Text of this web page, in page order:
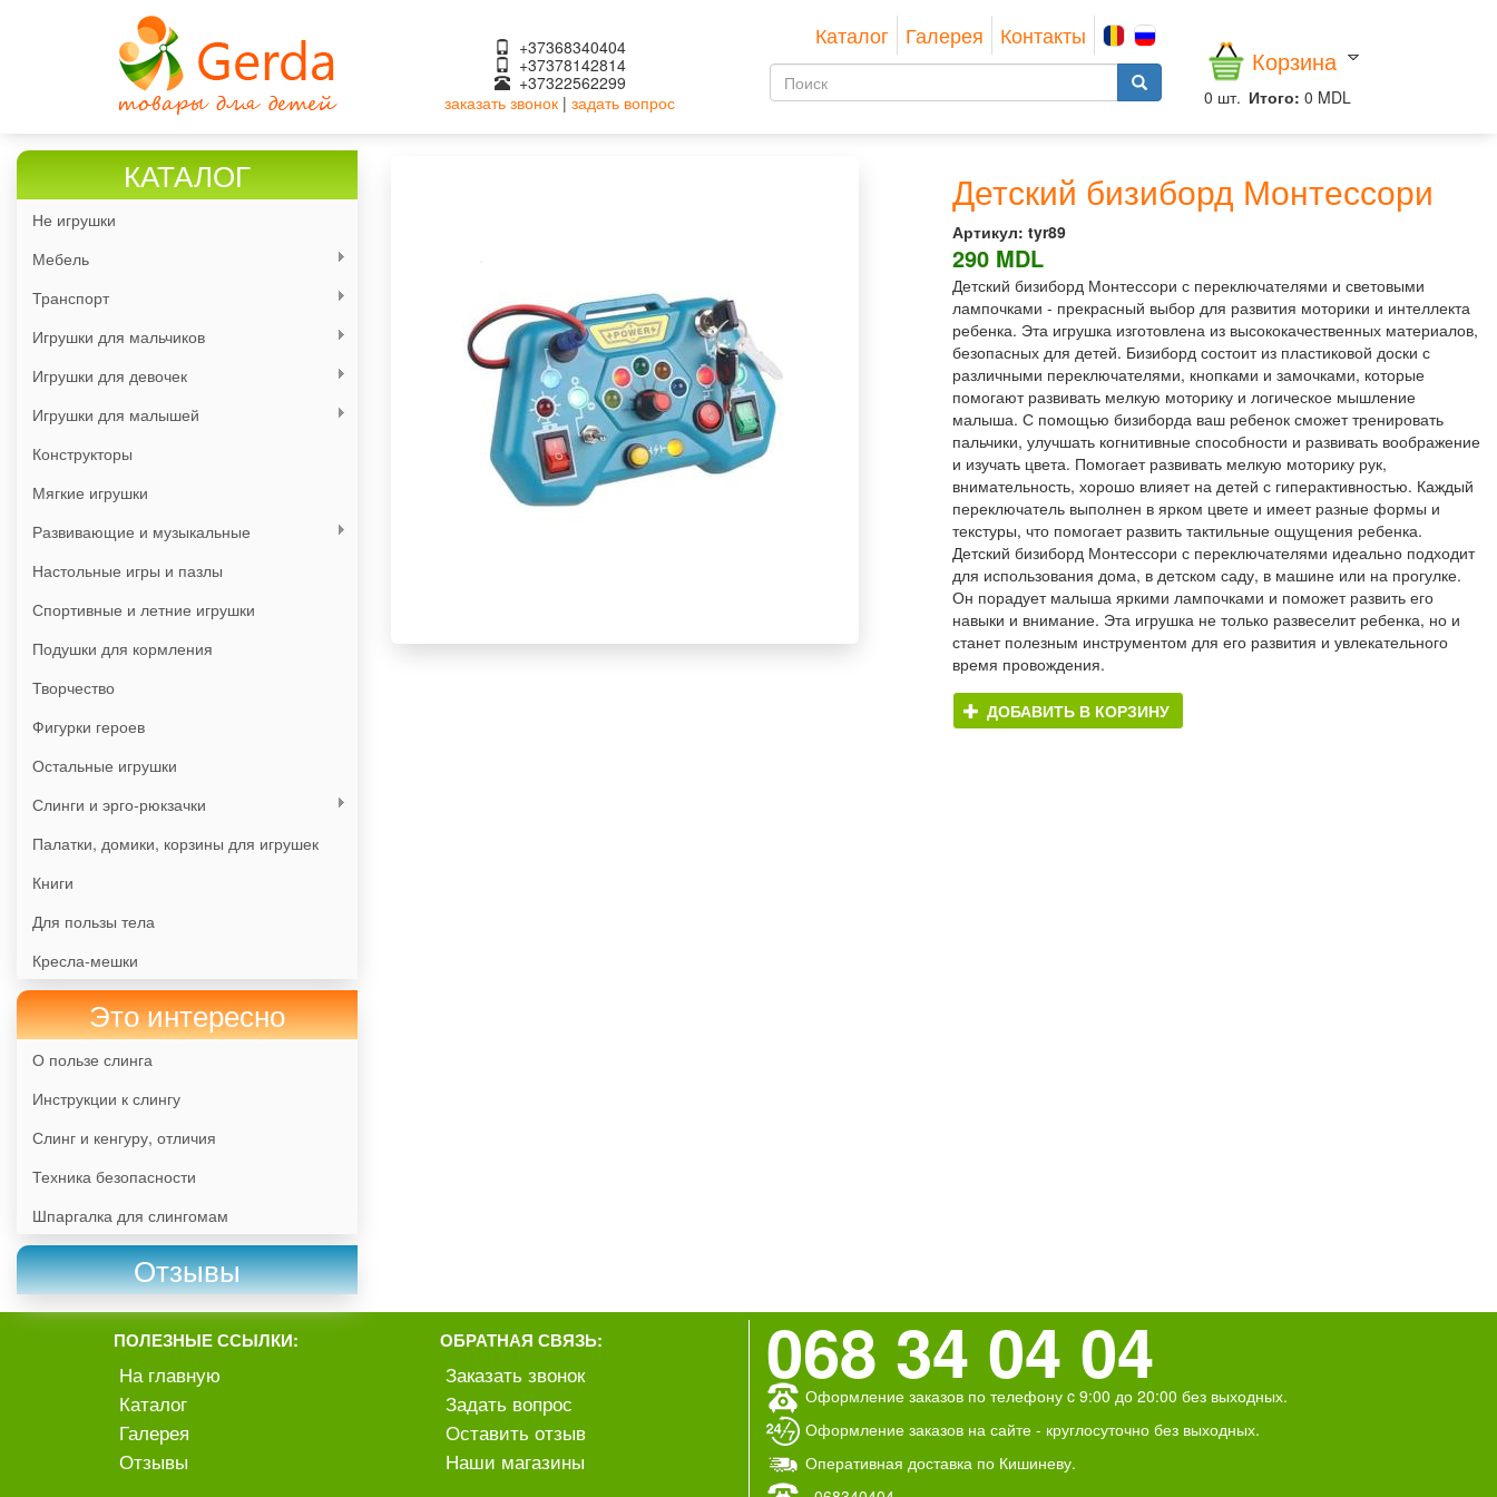
+37368340404
+37378142814
+37322562299
заказать звонок| задать вопрос
Каталог Галерея Контакты
Форма Корзина
0 шт. Итого: 0 MDL
КАТАЛОГ
Не игрушки
Мебель
Транспорт
Игрушки для мальчиков
Игрушки для девочек
Игрушки для малышей
Конструкторы
Мягкие игрушки
Развивающие и музыкальные
Настольные игры и пазлы
Спортивные и летние игрушки
Подушки для кормления
Творчество
Фигурки героев
Остальные игрушки
Слинги и эрго-рюкзачки
Палатки, домики, корзины для игрушек
Книги
Для пользы тела
Кресла-мешки
Это интересно
О пользе слинга
Инструкции к слингу
Слинг и кенгуру, отличия
Техника безопасности
Шпаргалка для слингомам
Отзывы
Детский бизиборд Монтессори
Артикул: tyr89
290 MDL
Детский бизиборд Монтессори с переключателями и световыми
лампочками - прекрасный выбор для развития моторики и интеллекта
ребенка. Эта игрушка изготовлена из высококачественных материалов,
безопасных для детей. Бизиборд состоит из пластиковой доски с
различными переключателями, кнопками и замочками, которые
помогают развивать мелкую моторику и логическое мышление
малыша. С помощью бизиборда ваш ребенок сможет тренировать
пальчики, улучшать когнитивные способности и развивать воображение
и изучать цвета. Помогает развивать мелкую моторику рук,
внимательность, хорошо влияет на детей с гиперактивностью. Каждый
переключатель выполнен в ярком цвете и имеет разные формы и
текстуры, что помогает развить тактильные ощущения ребенка.
Детский бизиборд Монтессори с переключателями идеально подходит
для использования дома, в детском саду, в машине или на прогулке.
Он порадует малыша яркими лампочками и поможет развить его
навыки и внимание. Эта игрушка не только развеселит ребенка, но и
станет полезным инструментом для его развития и увлекательного
время провождения.
ДОБАВИТЬ В КОРЗИНУ
ПОЛЕЗНЫЕ ССЫЛКИ:
На главную
Каталог
Галерея
Отзывы
ОБРАТНАЯ СВЯЗЬ:
Заказать звонок
Задать вопрос
Оставить отзыв
Наши магазины
068 34 04 04
Оформление заказов по телефону c 9:00 до 20:00 без выходных.
Оформление заказов на сайте - круглосуточно без выходных.
Оперативная доставка по Кишиневу.